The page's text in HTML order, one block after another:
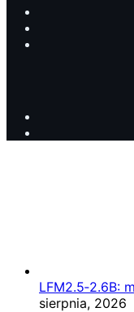
LFM2.5‑2.6B:
sierpnia, 2026